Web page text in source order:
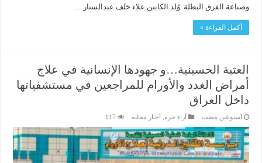
وصناعة الفرق البطلة. وُلد الكابتن علاء خلف عبدالستار …
أكمل القراءة »
العتبة الحسينية…و جهودها الإنسانية في علاج
أمراض الغدد والأورام للمراجعين في مستشفياتها
داخل العراق
‏أسبوعين مضت آراء حرة, أخبار محلية 117